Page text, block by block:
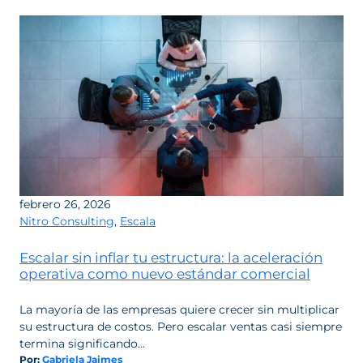
esto
ventas
está
frenando
crecimiento
febrero 26, 2026
Nitro Consulting, Escala
Escalar sin inflar tu estructura: la aceleración
operativa como nuevo estándar comercial
La mayoría de las empresas quiere crecer sin multiplicar
su estructura de costos. Pero escalar ventas casi siempre
termina significando…
Por: Gabriela Jaimes